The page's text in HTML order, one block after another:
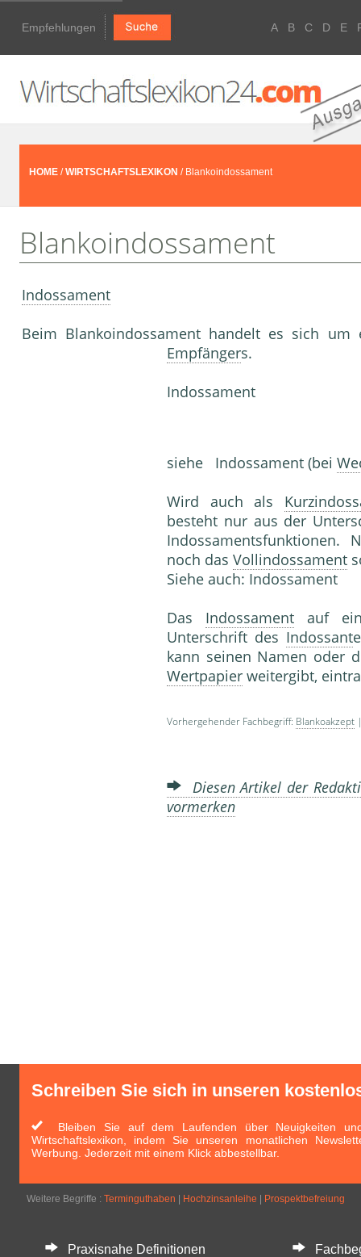
Empfehlungen A B C D E
HOME /WIRTSCHAFTSLEXIKON / Blankoindossament
Blankoindossament
Indossament
Beim Blankoindossament handelt es sich
Empfängers.
Indossament
siehe Indossament (bei
Wird auch als
besteht nur aus der
Indossamentsfunktionen.
noch das Vollindossament
Siehe auch: Indossament
Das Indossament auf
Unterschrift des Indossant
kann seinen Namen oder
Wertpapier weitergibt,
Vorhergehender Fachbegriff: Blankoakzept
Diesen Artikel der
vormerken
Schreiben Sie sich in unseren
Bleiben Sie auf dem Laufenden über Neuigkeiten
Wirtschaftslexikon, indem Sie unseren monatlichen
Werbung. Jederzeit mit einem Klick abbestellbar.
Weitere Begriffe : Terminguthaben Hochzinsanleihe Prospektbefreiung
Praxisnahe Definitionen